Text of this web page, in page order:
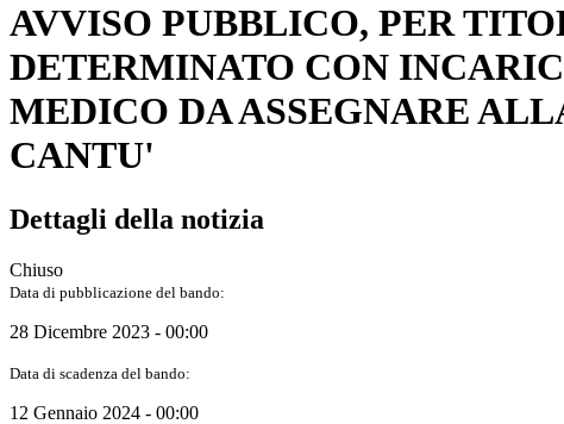
AVVISO PUBBLICO, PER
DETERMINATO CON
MEDICO DA ASSEGNARE
CANTU'
Dettagli della notizia
Chiuso
Data di pubblicazione del bando:
28 Dicembre 2023 - 00:00
Data di scadenza del bando:
12 Gennaio 2024 - 00:00